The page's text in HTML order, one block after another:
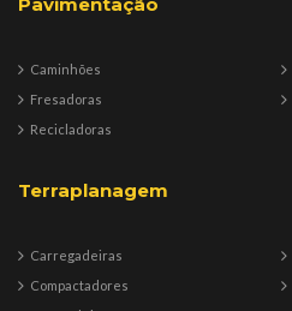
Caminhões
Fresadoras
Recicladoras
Terraplanagem
Carregadeiras
Compactadores